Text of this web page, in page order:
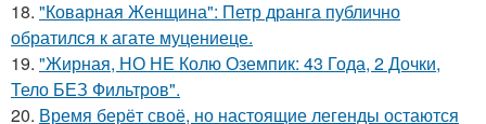
18. "Коварная Женщина": Петр дранга публично
обратился к агате муцениеце.
19. "Жирная, НО НЕ Колю Оземпик: 43 Года, 2 Дочки,
Тело БЕЗ Фильтров".
20. Время берёт своё, но настоящие легенды остаются